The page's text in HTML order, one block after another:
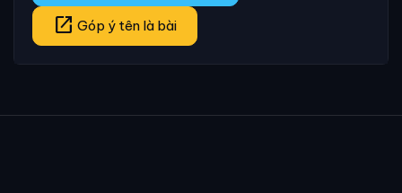
open_in_new Góp ý tên là bài